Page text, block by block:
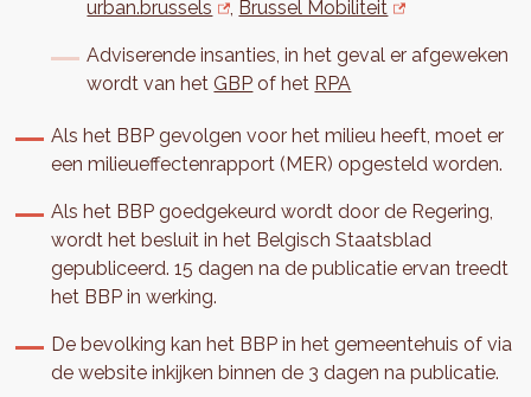
urban.brussels Brussel Mobiliteit
Adviserende insanties, in het geval er afgeweken
wordt van het GBP of het RPA
Als het BBP gevolgen voor het milieu heeft, moet er
een milieueffectenrapport (MER) opgesteld worden.
Als het BBP goedgekeurd wordt door de Regering,
wordt het besluit in het Belgisch Staatsblad
gepubliceerd. 15 dagen na de publicatie ervan treedt
het BBP in werking.
De bevolking kan het BBP in het gemeentehuis of via
de website inkijken binnen de 3 dagen na publicatie.